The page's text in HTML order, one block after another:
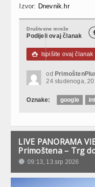
Izvor: Dnevnik.hr
Društvene mreže
Podijeli ovaj članak
 Ispišite ovaj članak
od
24 studenoga,
Oznake: google
LIVE PANORAMA
Primoštena – Trg
09:13, 13.srp 2026